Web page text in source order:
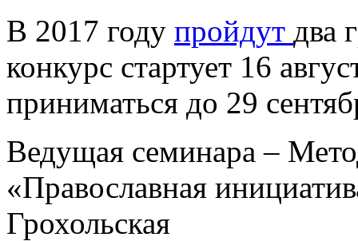
В 2017 году пройдут два
конкурс стартует 16
приниматься до 29
Ведущая семинара –
«Православная
Грохольская